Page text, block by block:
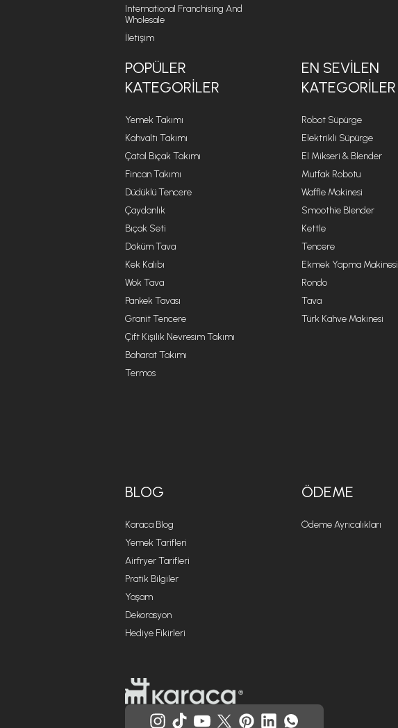
International Franchising And
Wholesale
İletişim
POPÜLER
KATEGORILER
Yemek Takımı
Kahvaltı Takımı
Çatal Bıçak Takımı
Fincan Takımı
Düdüklü Tencere
Çaydanlık
Bıçak Seti
Döküm Tava
Kek Kalıbı
Wok Tava
Pankek Tavası
Granit Tencere
Çift Kişilik Nevresim Takımı
Baharat Takımı
Termos
EN SEVILEN
KATEGORILER
Robot Süpürge
Elektrikli Süpürge
El Mikseri & Blender
Mutfak Robotu
Waffle Makinesi
Smoothie Blender
Kettle
Tencere
Ekmek Yapma Makinesi
Rondo
Tava
Türk Kahve Makinesi
BLOG
Karaca Blog
Yemek Tarifleri
Airfryer Tarifleri
Pratik Bilgiler
Yaşam
Dekorasyon
Hediye Fikirleri
ÖDEME
Ödeme Ayrıcalıkları